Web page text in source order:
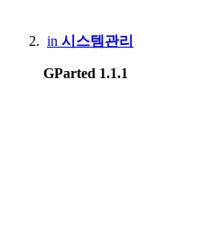
in 시스템관리
GParted 1.1.1